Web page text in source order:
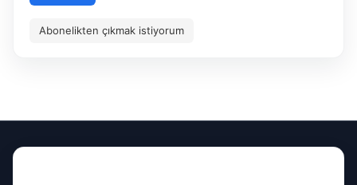
Abonelikten çıkmak istiyorum